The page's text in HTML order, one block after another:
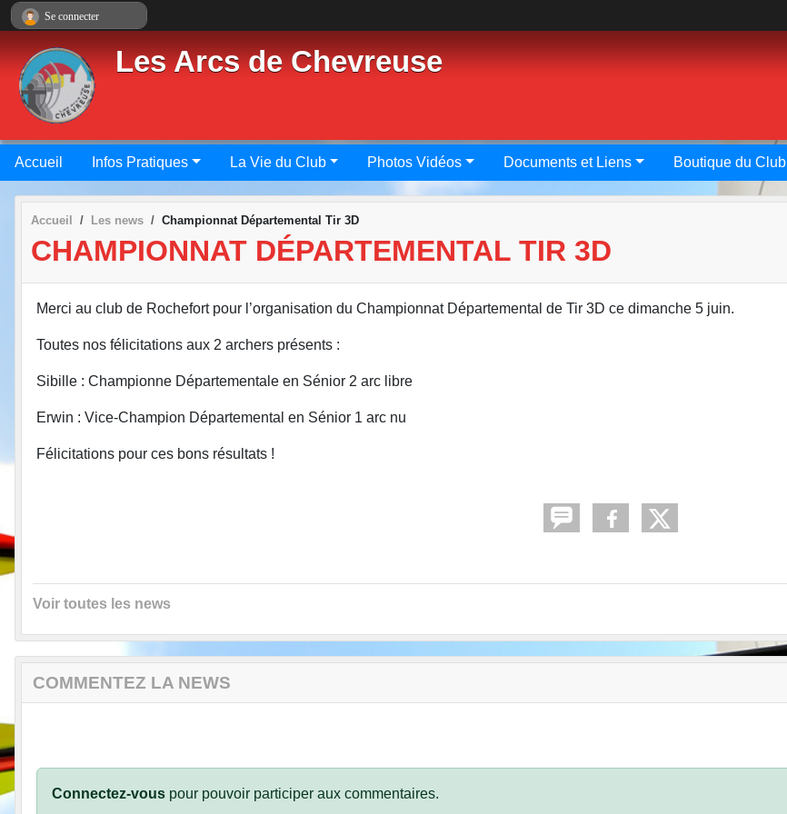
Les Arcs de Chevreuse
Accueil Infos Pratiques La Vie du Club Photos Vidéos Documents et Liens Boutique du Club
Accueil Les news Championnat Départemental Tir 3D
CHAMPIONNAT DÉPARTEMENTAL TIR 3D
Merci au club de Rochefort pour l’organisation du Championnat Départemental de Tir 3D ce dimanche 5 juin.
Toutes nos félicitations aux 2 archers présents :
Sibille : Championne Départementale en Sénior 2 arc libre
Erwin : Vice-Champion Départemental en Sénior 1 arc nu
Félicitations pour ces bons résultats !
Voir toutes les news
COMMENTEZ LA NEWS
Connectez-vous pour pouvoir participer aux commentaires.
Se connecter
Panneau de gestion des cookies